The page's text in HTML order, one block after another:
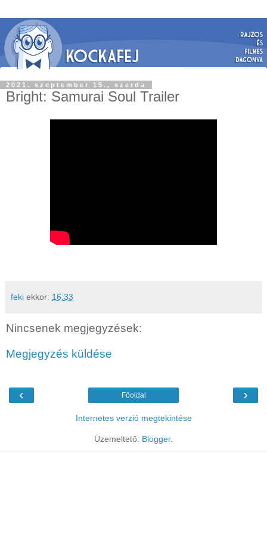
2021. szeptember 15., szerda
Bright: Samurai Soul Trailer
feki ekkor: 16:33
Nincsenek megjegyzések:
Megjegyzés küldése
‹ ›
Főoldal
Internetes verzió megtekintése
Üzemeltető: Blogger.